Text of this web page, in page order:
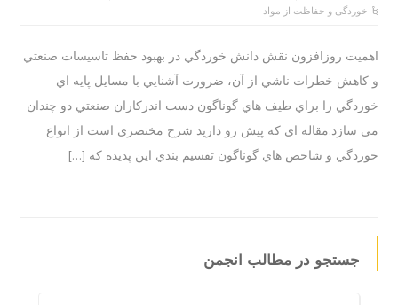
و حفاظت از مواد
روزافزون نقش دانش خوردگي در بهبود حفظ تاسيسات صنعتي
خطرات ناشي از آن، ضرورت آشنايي با مسايل پايه اي
را براي طيف هاي گوناگون دست اندركاران صنعتي دو چندان
اي كه پيش رو داريد شرح مختصري است از انواع
و شاخص هاي گوناگون تقسيم بندي اين پديده كه […]
جستجو در مطالب انجمن